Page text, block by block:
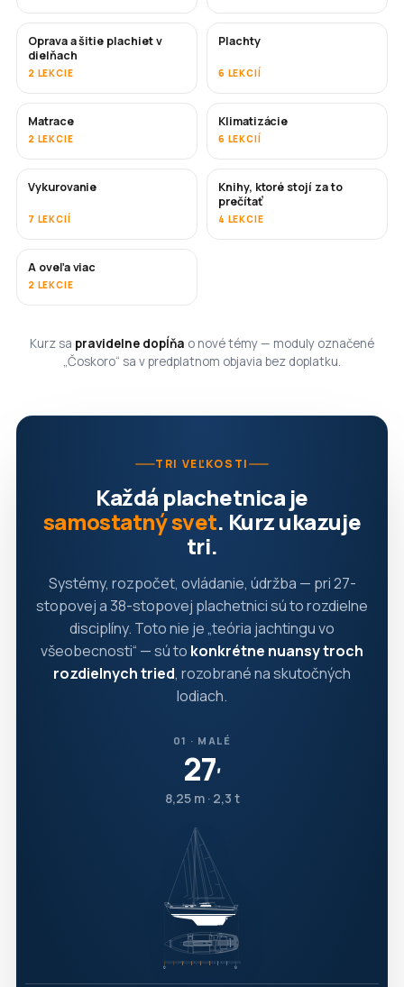
ČOSKORO
Oprava a šitie plachiet v
dielňach
2 LEKCIE
Plachty
6 LEKCIÍ
Matrace
2 LEKCIE
ČOSKORO
Klimatizácie
6 LEKCIÍ
ČOSKORO
Vykurovanie
7 LEKCIÍ
ČOSKORO
Knihy, ktoré stojí za to
prečítať
4 LEKCIE
ČOSKORO
A oveľa viac
2 LEKCIE
Kurz sa pravidelne dopĺňa o nové témy — moduly označené
„Čoskoro“ sa v predplatnom objavia bez doplatku.
TRI VEĽKOSTI
Každá plachetnica je
samostatný svet. Kurz ukazuje
tri.
Systémy, rozpočet, ovládanie, údržba — pri 27-
stopovej a 38-stopovej plachetnici sú to rozdielne
disciplíny. Toto nie je „teória jachtingu vo
všeobecnosti“ — sú to konkrétne nuansy troch
rozdielnych tried, rozobrané na skutočných
lodiach.
01 · MALÉ
27′
8,25 m · 2,3 t